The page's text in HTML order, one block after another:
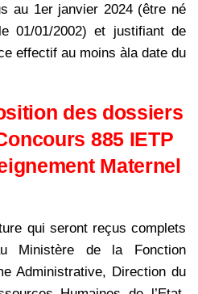
au 1er janvier 2024 (être né
01/01/2002) et justifiant de
effectif au moins àla date du
des dossiers
885 IETP
Maternel
qui seront reçus complets
Ministère de la Fonction
Administrative, Direction du